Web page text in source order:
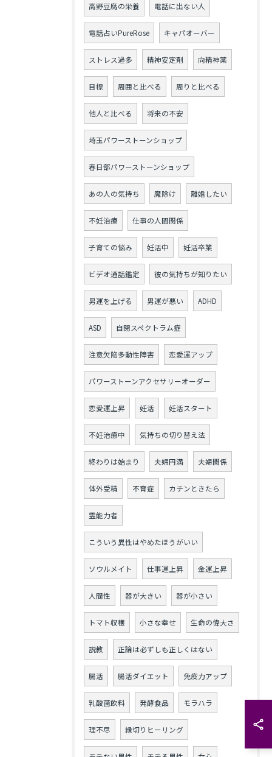
高野豆腐の栄養 電話に出ない人
電話占いPureRose キャパオーバー
ストレス過多 精神安定剤 向精神薬
目標 周囲と比べる 周りと比べる
他人と比べる 将来の不安
埼玉パワーストーンショップ
春日部パワーストーンショップ
あの人の気持ち 魔除け 離婚したい
不妊治療 仕事の人間関係
子育ての悩み 妊活中 妊活卒業
ビデオ通話鑑定 彼の気持ちが知りたい
男運を上げる 男運が悪い ADHD
ASD 自閉スペクトラム症
注意欠陥多動性障害 恋愛運アップ
パワーストーンアクセサリーオーダー
恋愛運上昇 妊活 妊活スタート
不妊治療中 気持ちの切り替え法
終わりは始まり 夫婦円満 夫婦関係
体外受精 不育症 カチンときたら
霊能力者
こういう異性はやめたほうがいい
ソウルメイト 仕事運上昇 金運上昇
人間性 器が大きい 器が小さい
トマト収穫 小さな幸せ 生命の偉大さ
説教 正論は必ずしも正しくはない
腸活 腸活ダイエット 免疫力アップ
乳酸菌飲料 発酵食品 モラハラ
理不尽 縁切りヒーリング